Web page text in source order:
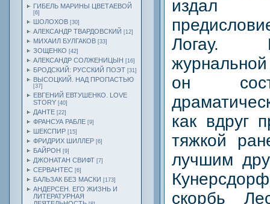
ГИБЕЛЬ МАРИНЫ ЦВЕТАЕВОЙ
[6]
ШОЛОХОВ [30]
АЛЕКСАНДР ТВАРДОВСКИЙ [12]
МИХАИЛ БУЛГАКОВ [33]
ЗОЩЕНКО [42]
АЛЕКСАНДР СОЛЖЕНИЦЫН [16]
БРОДСКИЙ: РУССКИЙ ПОЭТ [31]
ВЫСОЦКИЙ. НАД ПРОПАСТЬЮ
[37]
ЕВГЕНИЙ ЕВТУШЕНКО. LOVE
STORY [40]
ДАНТЕ [22]
ФРАНСУА РАБЛЕ [9]
ШЕКСПИР [15]
ФРИДРИХ ШИЛЛЕР [6]
БАЙРОН [9]
ДЖОНАТАН СВИФТ [7]
СЕРВАНТЕС [6]
БАЛЬЗАК БЕЗ МАСКИ [173]
АНДЕРСЕН. ЕГО ЖИЗНЬ И
ЛИТЕРАТУРНАЯ
издал
Логау.
он
как вдруг
тяжкой
лучшим
скорбь